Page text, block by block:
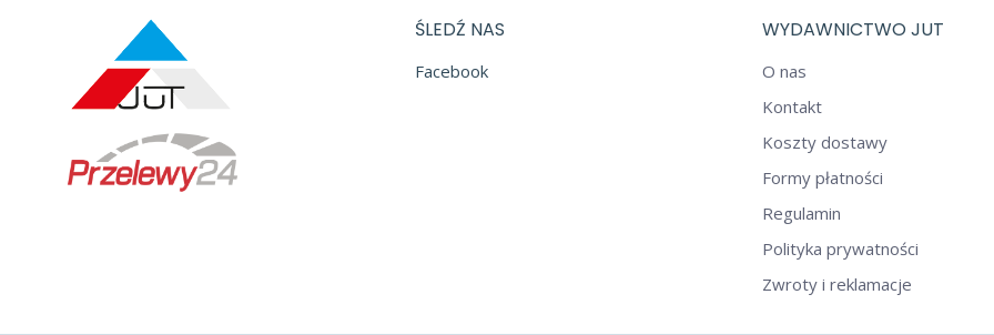
ŚLEDŹ NAS
Facebook
WYDAWNICTWO JUT
O nas
Kontakt
Koszty dostawy
Formy płatności
Regulamin
Polityka prywatności
Zwroty i reklamacje